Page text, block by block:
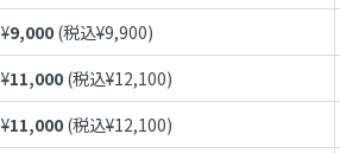
¥9,000 (税込¥9,900)
¥11,000 (税込¥12,100)
¥11,000 (税込¥12,100)